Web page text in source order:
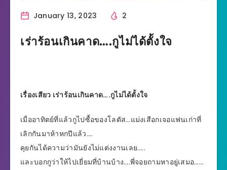
January 13, 2023 2
เร่าร้อนเกินคาด….กูไม่ได้ตั้งใจ
เรื่องเสียว เร่าร้อนเกินคาด….กูไม่ได้ตั้งใจ
เมื่ออาทิตย์ที่แล้วกูไปซื้อของโลตัส…แม่งเสือกเจอแฟนเก่าที่
เลิกกันมาห้าหกปีแล้ว….
คุยกันได้ความว่ามันยังไม่แต่งงานเลย…..
และบอกกูว่าให้ไปเยี่ยมที่บ้านบ้าง….พี่จอยถามหาอยู่เสมอ……